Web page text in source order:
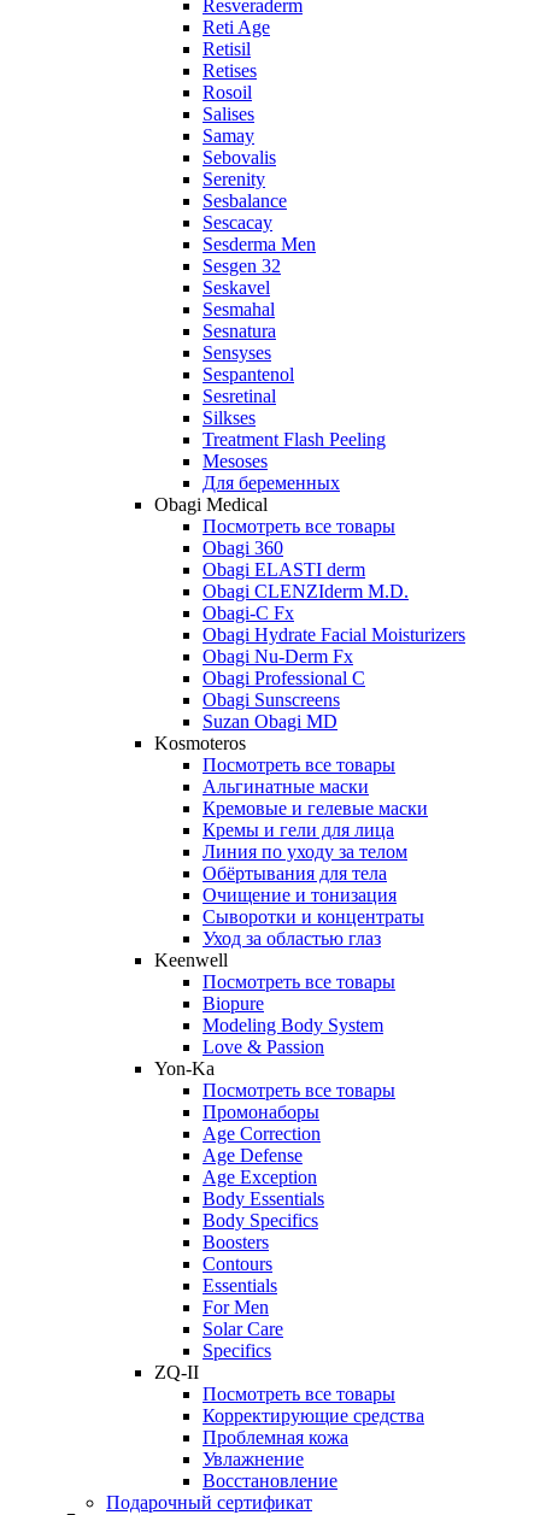
Resveraderm
Reti Age
Retisil
Retises
Rosoil
Salises
Samay
Sebovalis
Serenity
Sesbalance
Sescacay
Sesderma Men
Sesgen 32
Seskavel
Sesmahal
Sesnatura
Sensyses
Sespantenol
Sesretinal
Silkses
Treatment Flash Peeling
Mesoses
Для беременных
Obagi Medical
Посмотреть все товары
Obagi 360
Obagi ELASTI derm
Obagi CLENZIderm M.D.
Obagi-C Fx
Obagi Hydrate Facial Moisturizers
Obagi Nu-Derm Fx
Obagi Professional C
Obagi Sunscreens
Suzan Obagi MD
Kosmoteros
Посмотреть все товары
Альгинатные маски
Кремовые и гелевые маски
Кремы и гели для лица
Линия по уходу за телом
Обёртывания для тела
Очищение и тонизация
Сыворотки и концентраты
Уход за областью глаз
Keenwell
Посмотреть все товары
Biopure
Modeling Body System
Love & Passion
Yon-Ka
Посмотреть все товары
Промонаборы
Age Correction
Age Defense
Age Exception
Body Essentials
Body Specifics
Boosters
Contours
Essentials
For Men
Solar Care
Specifics
ZQ-II
Посмотреть все товары
Корректирующие средства
Проблемная кожа
Увлажнение
Восстановление
Подарочный сертификат